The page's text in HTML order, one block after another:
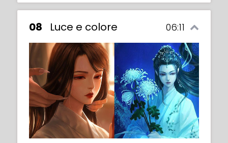
08 Luce e colore 06:11